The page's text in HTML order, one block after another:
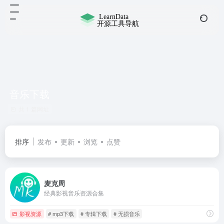
排序 发布 更新 浏览 点赞
麦克周
经典影视音乐资源合集
影视资源 # mp3下载 # 专辑下载 # 无损音乐